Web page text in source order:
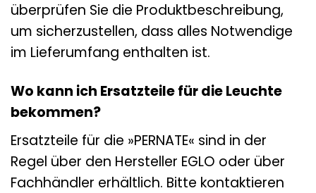
überprüfen Sie die Produktbeschreibung,
um sicherzustellen, dass alles Notwendige
im Lieferumfang enthalten ist.
Wo kann ich Ersatzteile für die Leuchte
bekommen?
Ersatzteile für die »PERNATE« sind in der
Regel über den Hersteller EGLO oder über
Fachhändler erhältlich. Bitte kontaktieren